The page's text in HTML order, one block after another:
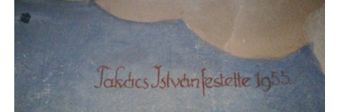
HD 1954. év
HD 1955. év
HD 1956. év
HD 1957. év
HD 1958. év